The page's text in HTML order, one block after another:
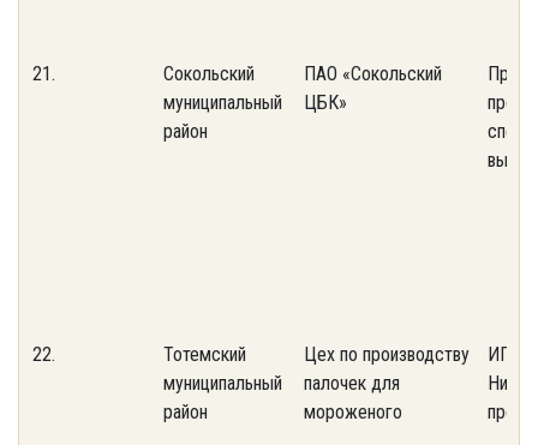
21.
Сокольский
муниципальный
район
ПАО «Сокольский
ЦБК»
22.
Тотемский
муниципальный
район
Цех по производству
палочек для
мороженого
ИП